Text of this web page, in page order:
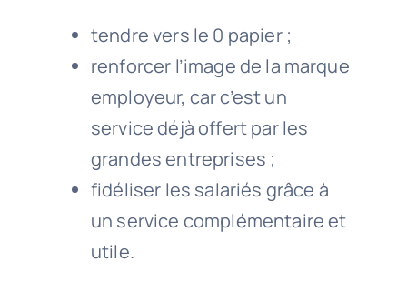
tendre vers le 0 papier;
renforcer l’image de la marque
employeur, car c’est un
service déjà offert par les
grandes entreprises ;
fidéliser les salariés grâce à
un service complémentaire et
utile.